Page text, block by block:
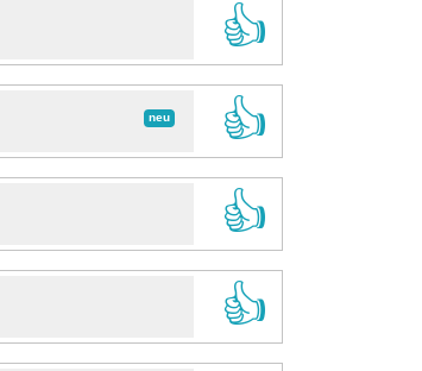
👍
neu
👍
👍
👍